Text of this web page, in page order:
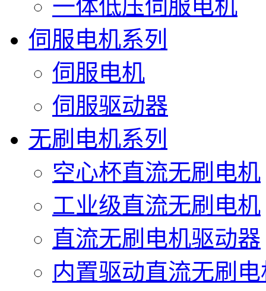
一体低压伺服电机
伺服电机系列
伺服电机
伺服驱动器
无刷电机系列
空心杯直流无刷电机
工业级直流无刷电机
直流无刷电机驱动器
内置驱动直流无刷电